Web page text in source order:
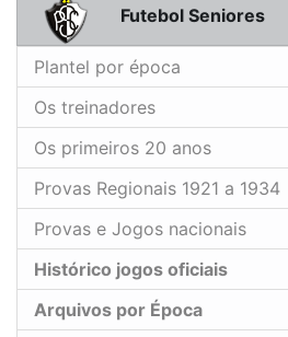
Futebol Seniores
Plantel por época
Os treinadores
Os primeiros 20 anos
Provas Regionais 1921 a 1934
Provas e Jogos nacionais
Histórico jogos oficiais
Arquivos por Época